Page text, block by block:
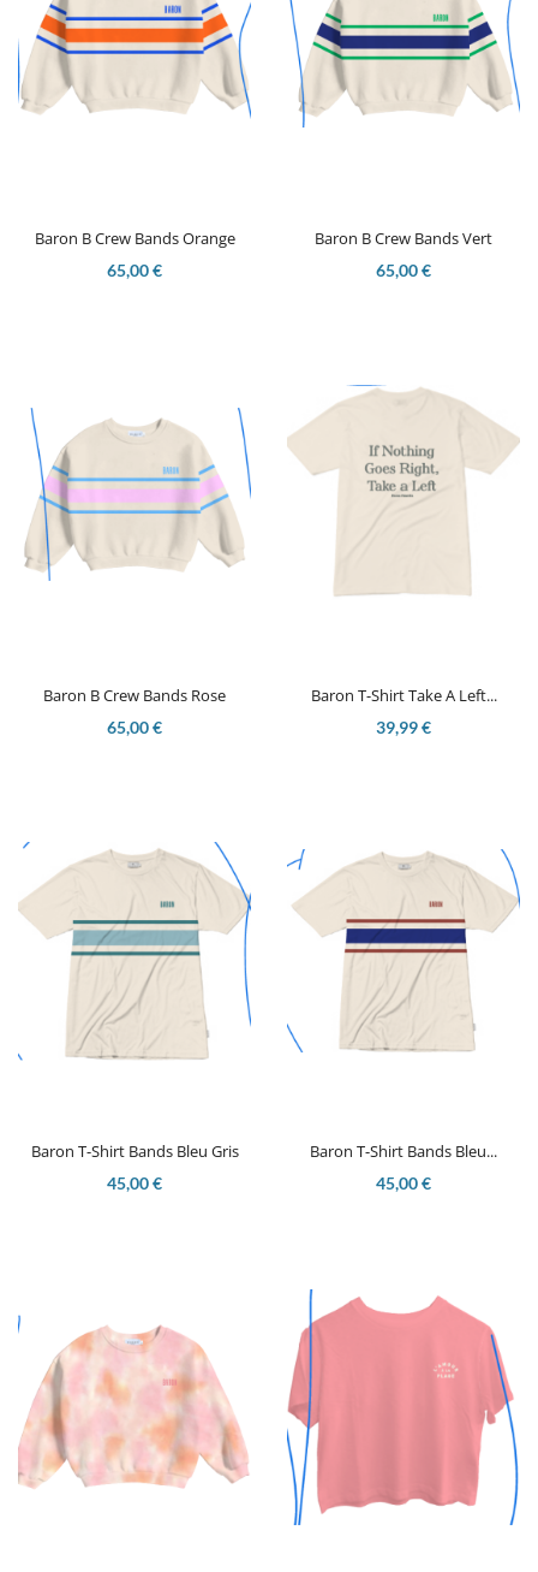
Baron B Crew Bands Orange
65,00 €
Baron B Crew Bands Vert
65,00 €
Baron B Crew Bands Rose
65,00 €
Baron T-Shirt Take A Left...
39,99 €
Baron T-Shirt Bands Bleu Gris
45,00 €
Baron T-Shirt Bands Bleu...
45,00 €